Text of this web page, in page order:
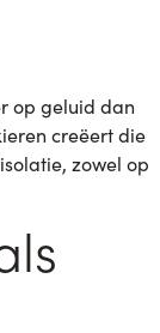
op geluid dan
creëert die
zowel op